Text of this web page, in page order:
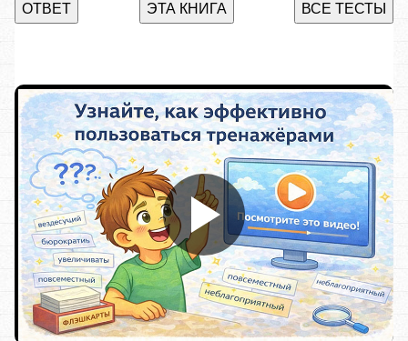
ОТВЕТ ЭТА КНИГА ВСЕ ТЕСТЫ